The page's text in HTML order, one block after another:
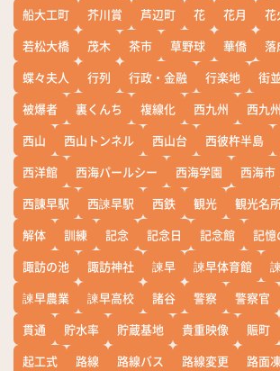
船大工町
芥川賞 芦辺町 花 花月 花
若松大橋
茂木 茶市 草野球 華僑 落
蝶々夫人
行列 行政・金融 行楽地 街
被爆者
裏くんち 複線化 西九州 西九
西山
西山トンネル 西山台 西彼杵半島
西洋館
西海パールシー 西海学園 西海市
西諌早駅
西諫早駅 西鉄 観光 観光名
解体
訓練 記念 記念日 記念館 記憶
諏訪の池
諏訪神社 諫早 諫早体育館
諫早農業
諫早高校 諸谷 警察 警察官
貫通
貯水率 貯蔵基地 貴重映像 賑町
起工式
路線 路線バス 路線変更 路面